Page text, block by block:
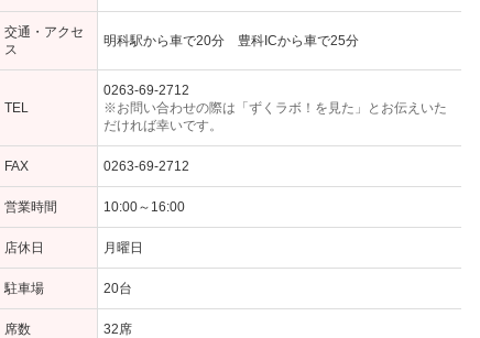
交通・アクセ
ス
明科駅から車で20分 豊科ICから車で25分
TEL
0263-69-2712
※お問い合わせの際は「ずくラボ！を見た」とお伝えいた
だければ幸いです。
FAX 0263-69-2712
営業時間 10:00～16:00
店休日 月曜日
駐車場 20台
席数 32席